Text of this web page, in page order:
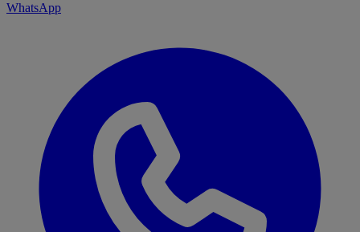
WhatsApp